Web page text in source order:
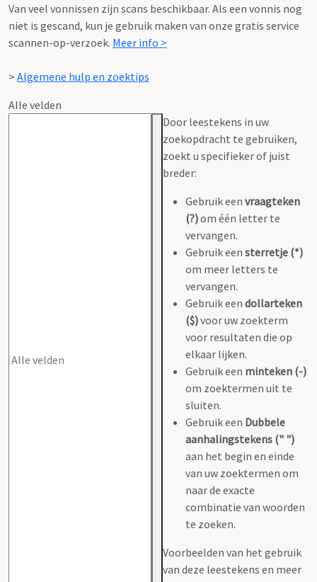
Van veel vonnissen zijn scans beschikbaar. Als een vonnis nog
niet is gescand, kun je gebruik maken van onze gratis service
scannen-op-verzoek. Meer info >
> Algemene hulp en zoektips
Alle velden
Door leestekens in uw
zoekopdracht te gebruiken,
zoekt u specifieker of juist
breder:
Gebruik een vraagteken
(?)om één letter te
vervangen.
Gebruik een sterretje (*)
om meer letters te
vervangen.
Gebruik een dollarteken
($)voor uw zoekterm
voor resultaten die op
elkaar lijken.
Gebruik een minteken (-)
om zoektermen uit te
sluiten.
Gebruik een Dubbele
aanhalingstekens (" ")
aan het begin en einde
van uw zoektermen om
naar de exacte
combinatie van woorden
te zoeken.
Voorbeelden van het gebruik
van deze leestekens en meer